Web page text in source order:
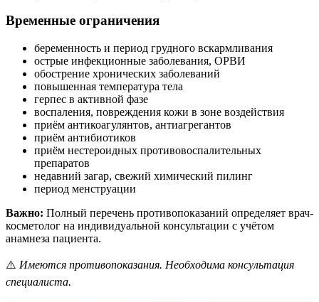
Временные ограничения
беременность и период грудного вскармливания
острые инфекционные заболевания, ОРВИ
обострение хронических заболеваний
повышенная температура тела
герпес в активной фазе
воспаления, повреждения кожи в зоне воздействия
приём антикоагулянтов, антиагрегантов
приём антибиотиков
приём нестероидных противовоспалительных
препаратов
недавний загар, свежий химический пилинг
период менструации
Важно: Полный перечень противопоказаний определяет врач-
косметолог на индивидуальной консультации с учётом
анамнеза пациента.
⚠️ Имеются противопоказания. Необходима консультация
специалиста.